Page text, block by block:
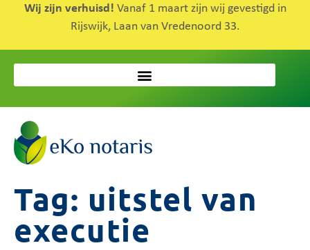
Wij zijn verhuisd! Vanaf 1 maart zijn wij gevestigd in
Rijswijk, Laan van Vredenoord 33.
Tag: uitstel van
executie